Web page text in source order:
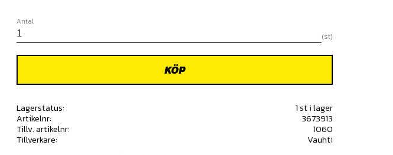
Antal
st
KÖP
Lagerstatus
1 st i lager
Artikelnr
3673913
Tillv. artikelnr
1060
Tillverkare
Vauhti